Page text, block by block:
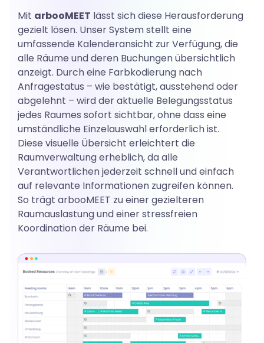
Mit arbooMEET lässt sich diese Herausforderung
gezielt lösen. Unser System stellt eine
umfassende Kalenderansicht zur Verfügung, die
alle Räume und deren Buchungen übersichtlich
anzeigt. Durch eine Farbkodierung nach
Anfragestatus – wie bestätigt, ausstehend oder
abgelehnt – wird der aktuelle Belegungsstatus
jedes Raumes sofort sichtbar, ohne dass eine
umständliche Einzelauswahl erforderlich ist.
Diese visuelle Übersicht erleichtert die
Raumverwaltung erheblich, da alle
Verantwortlichen jederzeit schnell und einfach
auf relevante Informationen zugreifen können.
So trägt arbooMEET zu einer gezielteren
Raumauslastung und einer stressfreien
Koordination der Räume bei.